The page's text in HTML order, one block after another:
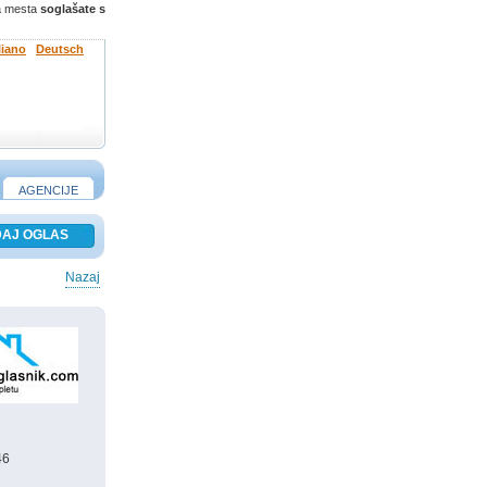
mesta soglašate s
Deutsch
AGENCIJE
Nazaj